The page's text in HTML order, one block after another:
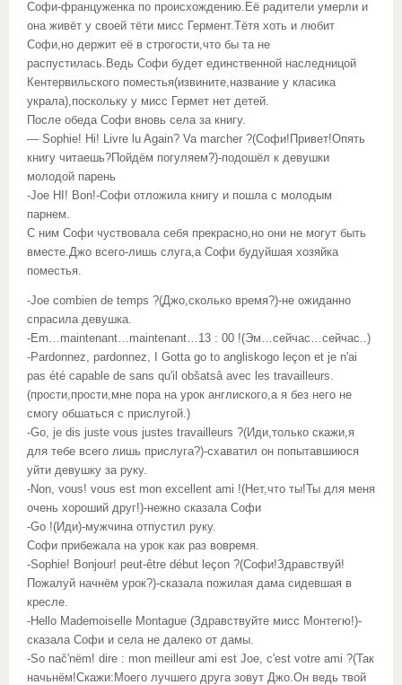
Софи-француженка по происхождению.Её радители умерли и
она живёт у своей тёти мисс Гермент.Тётя хоть и любит
Софи,но держит её в строгости,что бы та не
распустилась.Ведь Софи будет единственной наследницой
Кентервильского поместья(извините,название у класика
украла),поскольку у мисс Гермет нет детей.
После обеда Софи вновь села за книгу.
— Sophie! Hi! Livre lu Again? Va marcher ?(Софи!Привет!Опять
книгу читаешь?Пойдём погуляем?)-подошёл к девушки
молодой парень
-Joe HI! Bon!-Софи отложила книгу и пошла с молодым
парнем.
С ним Софи чуствовала себя прекрасно,но они не могут быть
вместе.Джо всего-лишь слуга,а Софи будуйшая хозяйка
поместья.
-Joe combien de temps ?(Джо,сколько время?)-не ожиданно
спрасила девушка.
-Em…maintenant…maintenant…13 : 00 !(Эм…сейчас…сейчас..)
-Pardonnez, pardonnez, I Gotta go to angliskogo leçon et je n'ai
pas été capable de sans qu'il obšatsâ avec les travailleurs.
(прости,прости,мне пора на урок англиского,а я без него не
смогу обшаться с прислугой.)
-Go, je dis juste vous justes travailleurs ?(Иди,только скажи,я
для тебе всего лишь прислуга?)-схаватил он попытавшиюся
уйти девушку за руку.
-Non, vous! vous est mon excellent ami !(Нет,что ты!Ты для меня
очень хороший друг!)-нежно сказала Софи
-Go !(Иди)-мужчина отпустил руку.
Софи прибежала на урок как раз вовремя.
-Sophie! Bonjour! peut-être début leçon ?(Софи!Здравствуй!
Пожалуй начнём урок?)-сказала пожилая дама сидевшая в
кресле.
-Hello Mademoiselle Montague (Здравствуйте мисс Монтегю!)-
сказала Софи и села не далеко от дамы.
-So nač′nëm! dire : mon meilleur ami est Joe, c'est votre ami ?(Так
начьнём!Скажи:Моего лучшего друга зовут Джо.Он ведь твой